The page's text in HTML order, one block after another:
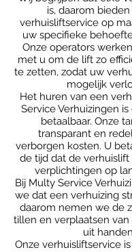
is, daarom
verhuisliftservice op
uw specifieke
Onze operators
met u om de lift zo
te zetten, zodat uw
mogelijk
Het huren van een
Service Verhuizingen
betaalbaar. Onze
transparant en
verborgen kosten. U
de tijd dat de verhuislift
verplichtingen op
Bij Multy Service
we dat een verhuizing
daarom nemen we de
tillen en verplaatsen van
uit
Onze verhuisliftservice